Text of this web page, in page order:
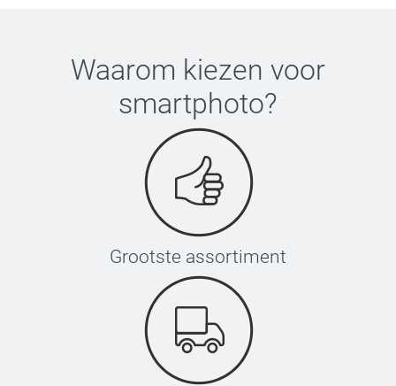
Waarom kiezen voor
smartphoto?
Grootste assortiment